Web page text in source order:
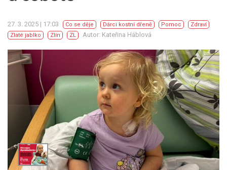
27. 3. 2025 | 17:03 Co se děje Dárci kostní dřeně Pomoc
Zdraví
Zlaté jablko
Zlín ZL Autor: Kateřina Háblová